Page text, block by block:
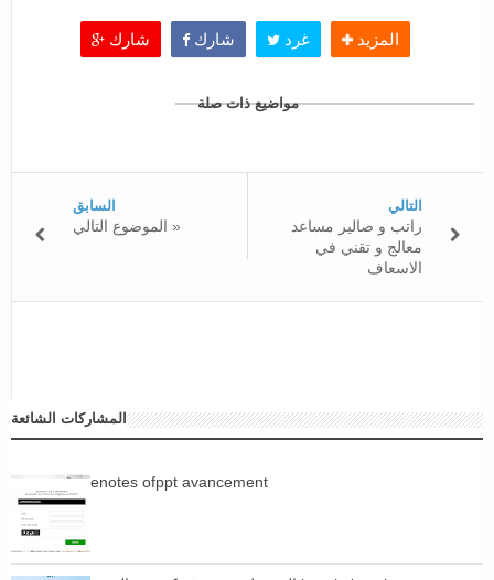
شارك شارك غرد المزيد
مواضيع ذات صلة
التالي
راتب و صالير مساعد
معالج و تقني في
الاسعاف
السابق
الموضوع التالي »
المشاركات الشائعة
enotes ofppt avancement